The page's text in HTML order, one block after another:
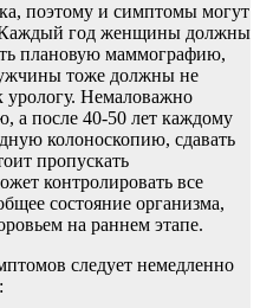
поэтому и симптомы могут
год женщины должны
плановую маммографию,
тоже должны не
урологу. Немаловажно
а после 40-50 лет каждому
колоноскопию, сдавать
пропускать
контролировать все
состояние организма,
на раннем этапе.
следует немедленно
: